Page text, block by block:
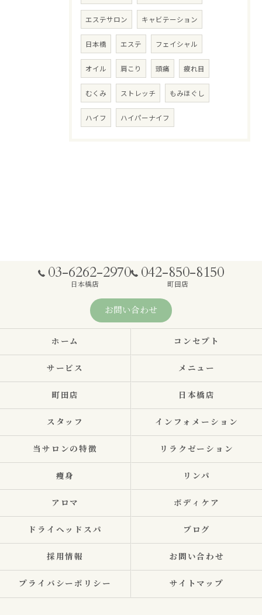
エステサロン キャビテーション
日本橋 エステ フェイシャル
オイル 肩こり 頭痛 疲れ目
むくみ ストレッチ もみほぐし
ハイフ ハイパーナイフ
03-6262-2970
日本橋店
042-850-8150
町田店
お問い合わせ
ホーム コンセプト
サービス メニュー
町田店 日本橋店
スタッフ インフォメーション
当サロンの特徴 リラクゼーション
痩身 リンパ
アロマ ボディケア
ドライヘッドスパ ブログ
採用情報 お問い合わせ
プライバシーポリシー サイトマップ